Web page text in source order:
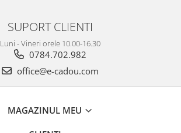
SUPORT CLIENTI
Luni - Vineri orele 10.00-16.30
0784.702.982
office@e-cadou.com
MAGAZINUL MEU